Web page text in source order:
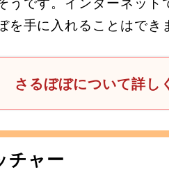
手に入れることはでき
さるぼぼについて詳し
チャー